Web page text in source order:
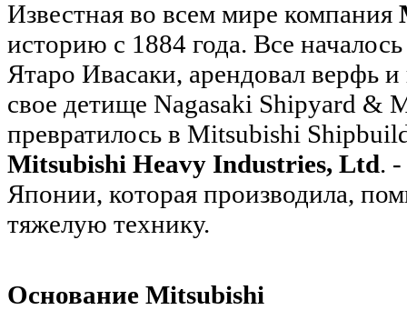
Известная во всем мире компания
историю с 1884 года. Все
Ятаро Ивасаки, арендовал верфь и
свое детище Nagasaki Shipyard &
превратилось в Mitsubishi
Mitsubishi Heavy Industries, Ltd.
Японии, которая производила,
тяжелую технику.
Основание Mitsubishi